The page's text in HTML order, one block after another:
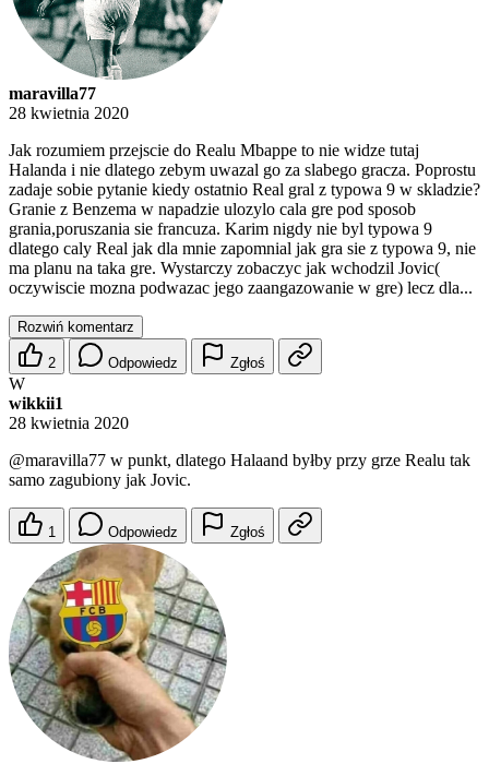
maravilla77
28 kwietnia 2020
Jak rozumiem przejscie do Realu Mbappe to nie widze tutaj
Halanda i nie dlatego zebym uwazal go za slabego gracza. Poprostu
zadaje sobie pytanie kiedy ostatnio Real gral z typowa 9 w skladzie?
Granie z Benzema w napadzie ulozylo cala gre pod sposob
grania,poruszania sie francuza. Karim nigdy nie byl typowa 9
dlatego caly Real jak dla mnie zapomnial jak gra sie z typowa 9, nie
ma planu na taka gre. Wystarczy zobaczyc jak wchodzil Jovic(
oczywiscie mozna podwazac jego zaangazowanie w gre) lecz dla...
Rozwiń komentarz
2 Odpowiedz Zgłoś
W
wikkii1
28 kwietnia 2020
@maravilla77 w punkt, dlatego Halaand byłby przy grze Realu tak
samo zagubiony jak Jovic.
1 Odpowiedz Zgłoś